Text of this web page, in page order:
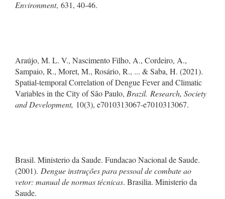
Environment, 631, 40-46.
Araújo, M. L. V., Nascimento Filho, A., Cordeiro, A.,
Sampaio, R., Moret, M., Rosário, R., ... & Saba, H. (2021).
Spatial-temporal Correlation of Dengue Fever and Climatic
Variables in the City of São Paulo, Brazil. Research, Society
and Development, 10(3), e7010313067-e7010313067.
Brasil. Ministerio da Saude. Fundacao Nacional de Saude.
(2001). Dengue instruções para pessoal de combate ao
vetor: manual de normas técnicas. Brasilia. Ministerio da
Saude.